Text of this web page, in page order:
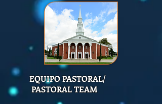
EQUIPO PASTORAL/
PASTORAL TEAM